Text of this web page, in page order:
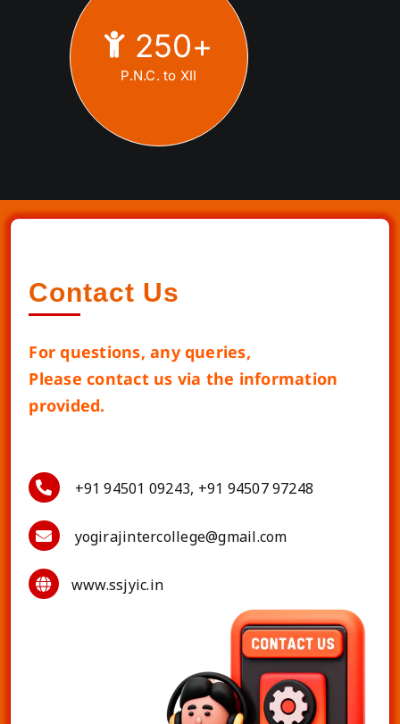
250+
P.N.C. to XII
Contact Us
For questions, any queries,
Please contact us via the information
provided.
+91 94501 09243, +91 94507 97248
yogirajintercollege@gmail.com
www.ssjyic.in